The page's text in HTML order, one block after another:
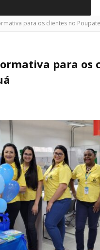
para os clientes no
para os